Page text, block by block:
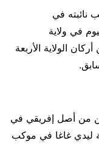
نائبته في
في ولاية
الولاية الأربعة
من أصل إفريقي في
ليدي غاغا في موكب